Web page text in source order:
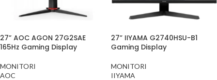
27” AOC AGON 27G2SAE
165Hz Gaming Display
MONITORI
AOC
27” IIYAMA G2740HSU-B1
Gaming Display
MONITORI
IIYAMA